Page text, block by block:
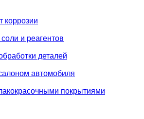
коррозии
и реагентов
деталей
автомобиля
покрытиями